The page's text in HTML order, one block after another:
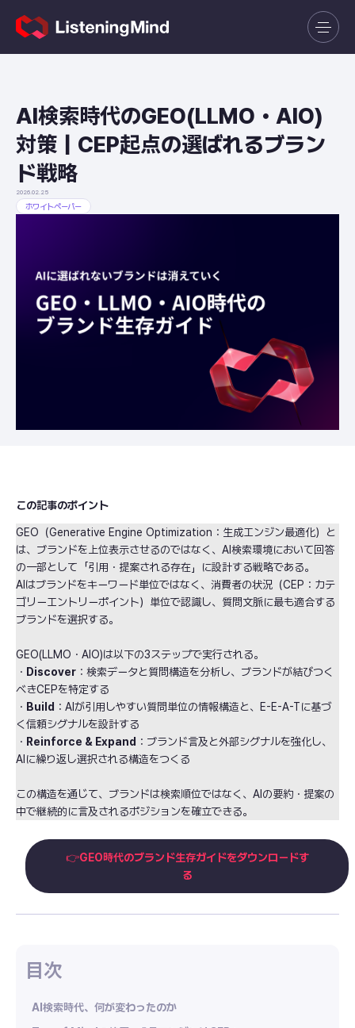
AI検索時代のGEO(LLMO・AIO)
対策｜CEP起点の選ばれるブラン
ド戦略
2026.02.25
ホワイトペーパー
この記事のポイント
GEO（Generative Engine Optimization：生成エンジン最適化）と
は、ブランドを上位表示させるのではなく、AI検索環境において回答
の一部として「引用・提案される存在」に設計する戦略である。
AIはブランドをキーワード単位ではなく、消費者の状況（CEP：カテ
ゴリーエントリーポイント）単位で認識し、質問文脈に最も適合する
ブランドを選択する。
GEO(LLMO・AIO)は以下の3ステップで実行される。
・ Discover ：検索データと質問構造を分析し、ブランドが結びつく
べきCEPを特定する
・ Build ：AIが引用しやすい質問単位の情報構造と、E-E-A-Tに基づ
く信頼シグナルを設計する
・ Reinforce & Expand ：ブランド言及と外部シグナルを強化し、
AIに繰り返し選択される構造をつくる
この構造を通じて、ブランドは検索順位ではなく、AIの要約・提案の
中で継続的に言及されるポジションを確立できる。
👉GEO時代のブランド生存ガイドをダウンロードす
る
AI検索時代、何が変わったのか